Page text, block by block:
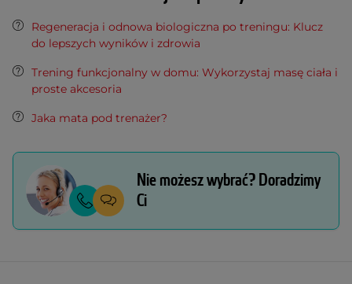
Regeneracja i odnowa biologiczna po treningu: Klucz
do lepszych wyników i zdrowia
Trening funkcjonalny w domu: Wykorzystaj masę ciała i
proste akcesoria
Jaka mata pod trenażer?
Nie możesz wybrać? Doradzimy
Ci